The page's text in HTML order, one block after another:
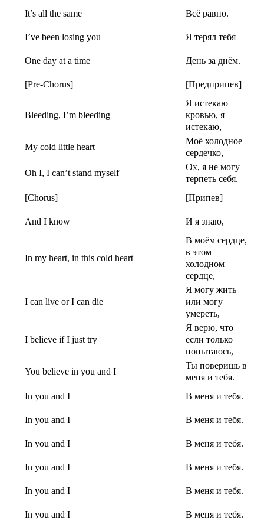
It’s all the same Всё равно.
I’ve been losing you Я терял тебя
One day at a time День за днём.
[Pre-Chorus] [Предприпев]
Bleeding, I’m bleeding
Я истекаю
кровью, я
истекаю,
My cold little heart
Моё холодное
сердечко,
Oh I, I can’t stand myself
Ох, я не могу
терпеть себя.
[Chorus]
[Припев]
And I know И я знаю,
In my heart, in this cold heart
В моём сердце,
в этом
холодном
сердце,
I can live or I can die
Я могу жить
или могу
умереть,
I believe if I just try
Я верю, что
если только
попытаюсь,
You believe in you and I
Ты поверишь в
меня и тебя.
In you and I
В меня и тебя.
In you and I В меня и тебя.
In you and I В меня и тебя.
In you and I В меня и тебя.
In you and I В меня и тебя.
In you and I В меня и тебя.